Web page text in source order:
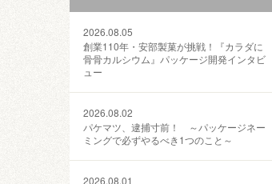
2026.08.05
創業110年・安部製菓が挑戦！『カラダに
骨骨カルシウム』パッケージ開発インタビ
ュー
2026.08.02
パケマツ、逮捕寸前！ ～パッケージネー
ミングで必ずやるべき1つのこと～
2026.08.01